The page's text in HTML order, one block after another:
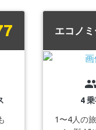
エコノ
4
1〜4人の